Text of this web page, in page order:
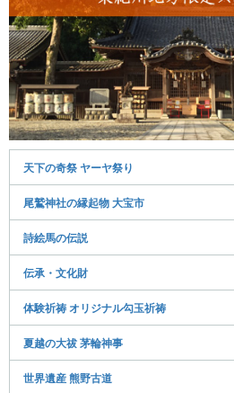
天下の奇祭 ヤーヤ祭り
尾鷲神社の縁起物 大宝市
詩絵馬の伝説
伝承・文化財
体験祈祷 オリジナル勾玉祈祷
夏越の大祓 茅輪神事
世界遺産 熊野古道